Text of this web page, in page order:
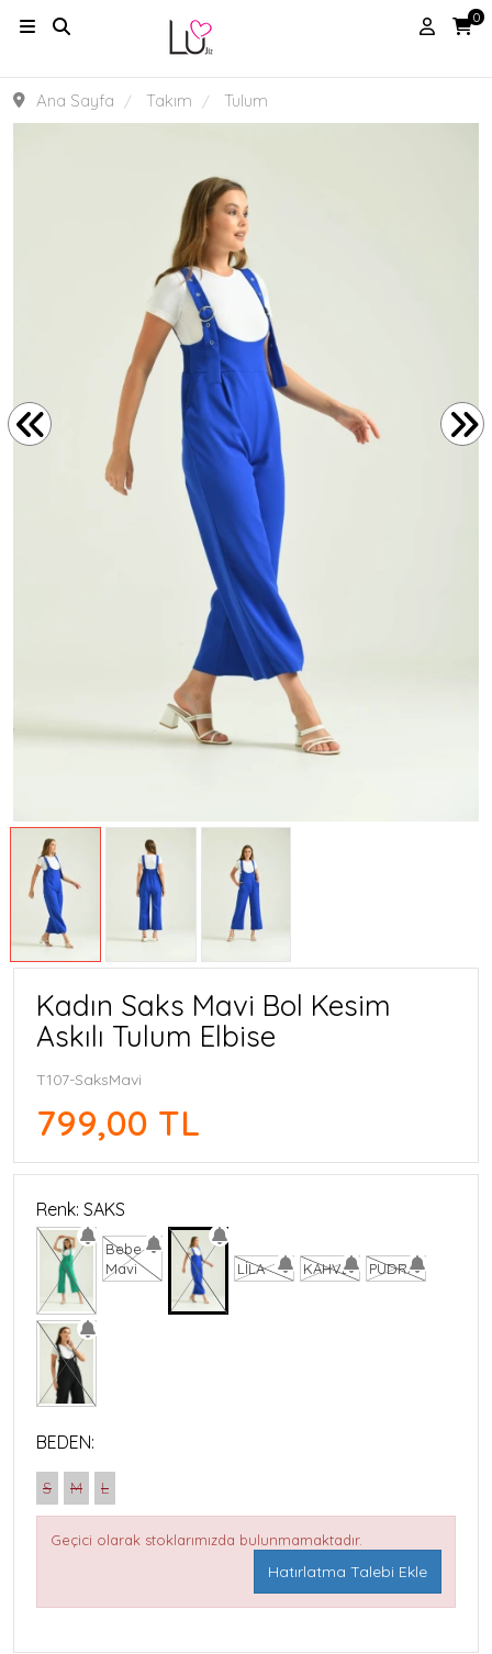
0
Ana Sayfa Takım Tulum
Kadın Saks Mavi Bol Kesim
Askılı Tulum Elbise
T107-SaksMavi
799,00 TL
Renk: SAKS
Bebe
Mavi
LİLA KAHVE PUDRA
BEDEN:
S M L
Geçici olarak stoklarımızda bulunmamaktadır.
Hatırlatma Talebi Ekle